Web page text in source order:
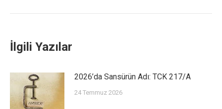
İlgili Yazılar
2026’da Sansürün Adı: TCK 217/A
24 Temmuz 2026